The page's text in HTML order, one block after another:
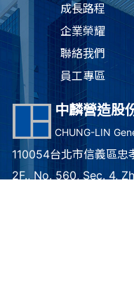
成長路程
企業榮耀
聯絡我們
員工專區
中麟營造股
CHUNG-LIN
110054台北市信義區
2F., No. 560, Sec. 4,